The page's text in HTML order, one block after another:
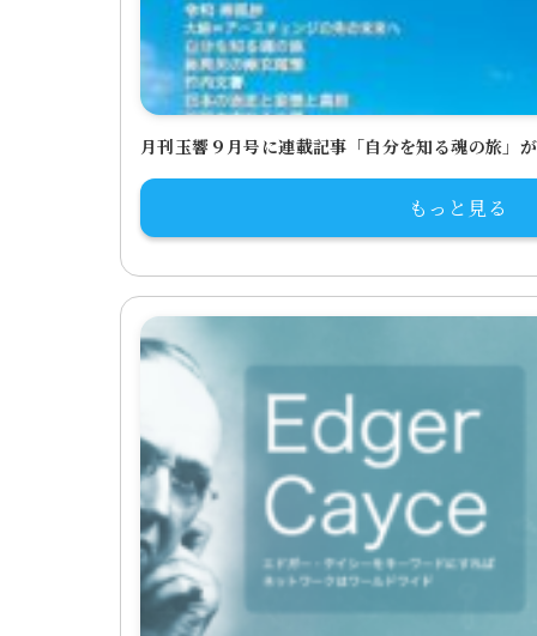
月刊玉響９月号に連載記事「自分を知る魂の旅」
もっと見る